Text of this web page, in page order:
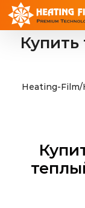
Skip
content
Heating-Film/